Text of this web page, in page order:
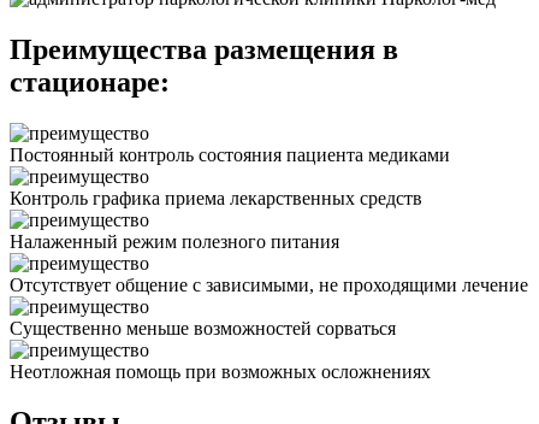
Преимущества размещения в
стационаре:
Постоянный контроль состояния пациента медиками
Контроль графика приема лекарственных средств
Налаженный режим полезного питания
Отсутствует общение с зависимыми, не проходящими лечение
Существенно меньше возможностей сорваться
Неотложная помощь при возможных осложнениях